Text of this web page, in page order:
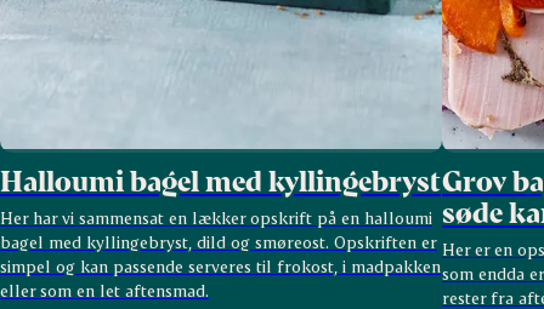
Halloumi bagel med kyllingebryst
Her har vi sammensat en lækker opskrift på en halloumi
bagel med kyllingebryst, dild og smøreost. Opskriften er
simpel og kan passende serveres til frokost, i madpakken
eller som en let aftensmad.
Grov
søde
Her er en
som endda
rester fra